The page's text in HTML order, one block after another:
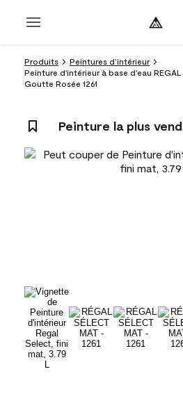
Produits
Peintures d’intérieur
Peinture d'intérieur à base d'eau
Goutte Rosée 1261
Peinture la plus